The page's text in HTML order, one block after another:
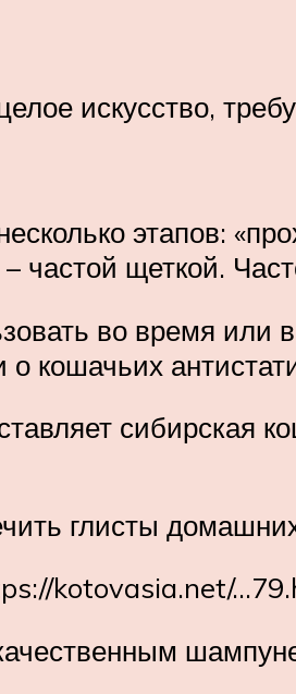
искусство,
этапов:
щеткой.
во время или
кошачьих
сибирская
глисты
kotovasia.net/